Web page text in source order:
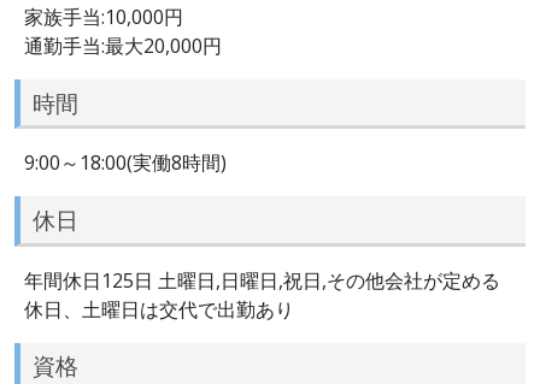
家族手当:10,000円
通勤手当:最大20,000円
時間
9:00～18:00(実働8時間)
休日
年間休日125日 土曜日,日曜日,祝日,その他会社が定める
休日、土曜日は交代で出勤あり
資格